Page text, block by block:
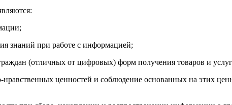
знаний при работе с информацией;
(отличных от цифровых) форм получения товаров и
ценностей и соблюдение основанных на этих